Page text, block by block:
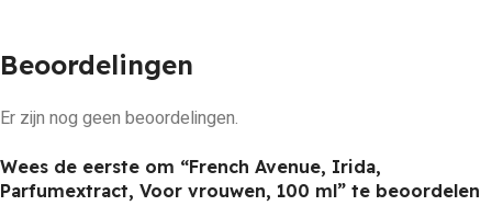
Beoordelingen
Er zijn nog geen beoordelingen.
Wees de eerste om “French Avenue, Irida,
Parfumextract, Voor vrouwen, 100 ml” te beoordelen